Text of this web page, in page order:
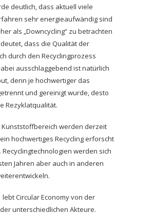
deutlich, dass aktuell viele
sehr energieaufwändig sind
als „Downcycling“ zu betrachten
dass die Qualität der
durch den Recyclingprozess
ausschlaggebend ist natürlich
denn je hochwertiger das
und gereinigt wurde, desto
Rezyklatqualität.
Kunststoffbereich werden derzeit
hochwertiges Recycling erforscht
werden sich
Jahren aber auch in anderen
Circular Economy von der
unterschiedlichen Akteure.